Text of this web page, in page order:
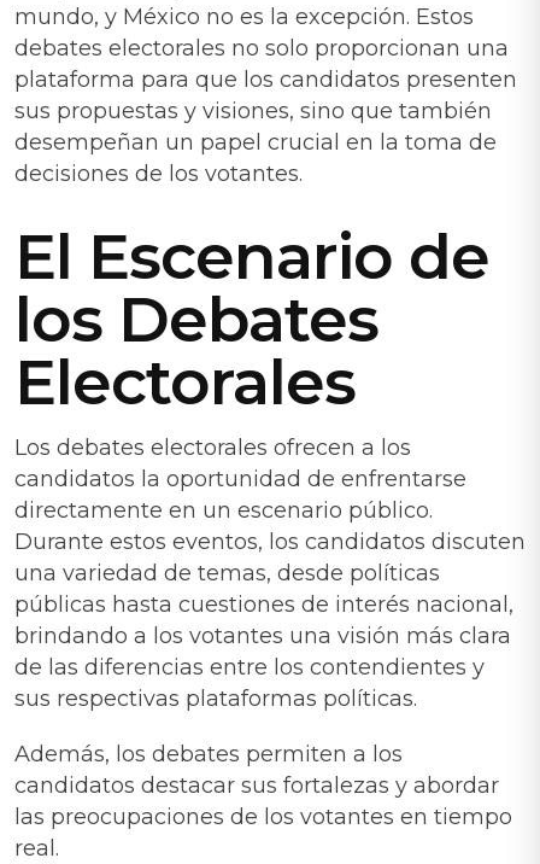
mundo, y México no es la excepción. Estos
debates electorales no solo proporcionan una
plataforma para que los candidatos presenten
sus propuestas y visiones, sino que también
desempeñan un papel crucial en la toma de
decisiones de los votantes.
El Escenario de
los Debates
Electorales
Los debates electorales ofrecen a los
candidatos la oportunidad de enfrentarse
directamente en un escenario público.
Durante estos eventos, los candidatos discuten
una variedad de temas, desde políticas
públicas hasta cuestiones de interés nacional,
brindando a los votantes una visión más clara
de las diferencias entre los contendientes y
sus respectivas plataformas políticas.
Además, los debates permiten a los
candidatos destacar sus fortalezas y abordar
las preocupaciones de los votantes en tiempo
real.